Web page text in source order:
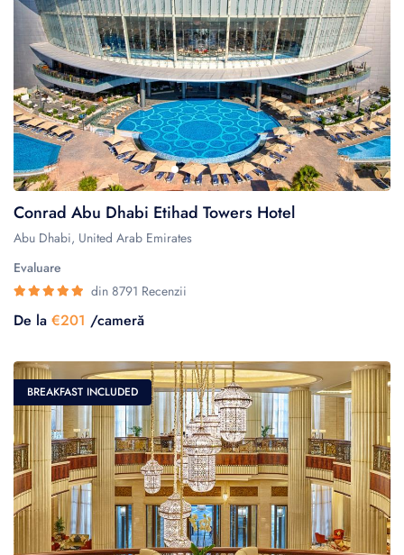
Conrad Abu Dhabi Etihad Towers Hotel
Abu Dhabi, United Arab Emirates
Evaluare
din 8791 Recenzii
De la €201 /cameră
BREAKFAST INCLUDED